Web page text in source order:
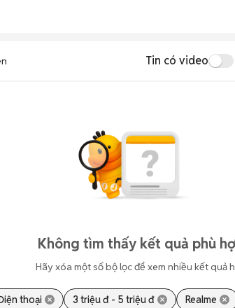
Tin có video
Không tìm thấy kết quả phù
Hãy xóa một số bộ lọc để xem nhiều kết quả
thoại 3 triệu đ - 5 triệu đ Realme